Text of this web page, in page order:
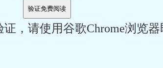
，请使用谷歌Chrome浏览器